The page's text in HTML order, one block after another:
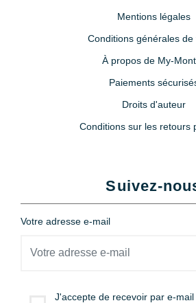
Mentions légales
Conditions générales de
À propos de My-
Paiements
Droits d'auteur
Conditions sur les retours
Suivez-
Votre adresse e-mail
J'accepte de recevoir par e-